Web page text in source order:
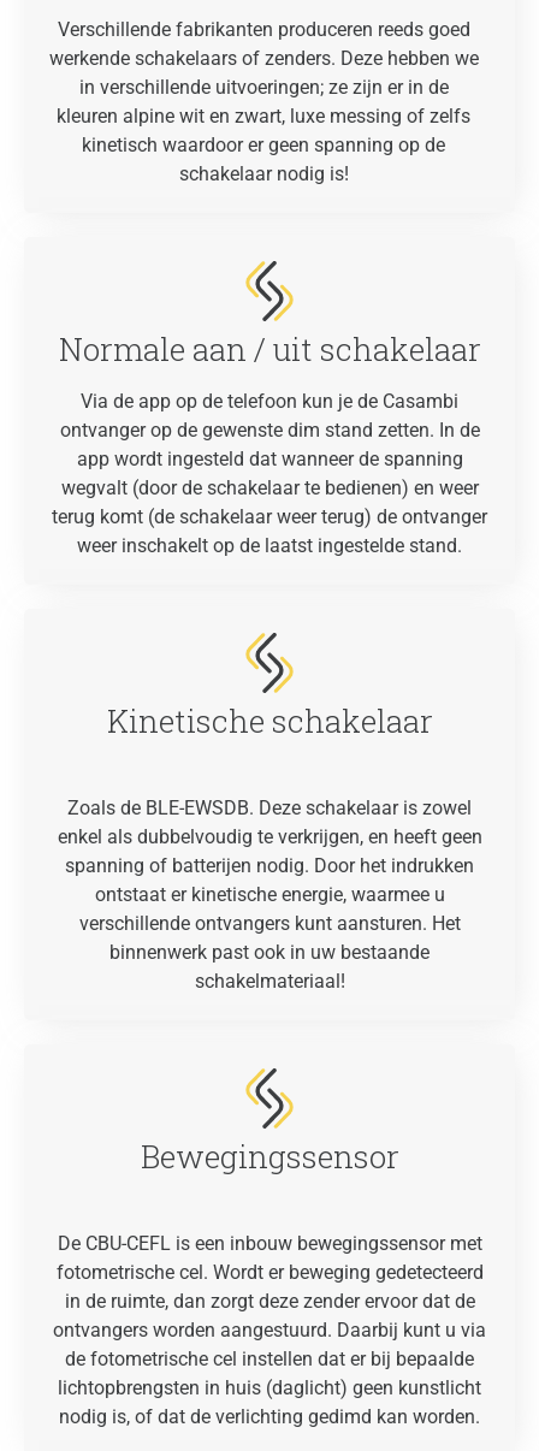
Verschillende fabrikanten produceren reeds goed
werkende schakelaars of zenders. Deze hebben we
in verschillende uitvoeringen; ze zijn er in de
kleuren alpine wit en zwart, luxe messing of zelfs
kinetisch waardoor er geen spanning op de
schakelaar nodig is!
Normale aan / uit schakelaar
Via de app op de telefoon kun je de Casambi
ontvanger op de gewenste dim stand zetten. In de
app wordt ingesteld dat wanneer de spanning
wegvalt (door de schakelaar te bedienen) en weer
terug komt (de schakelaar weer terug) de ontvanger
weer inschakelt op de laatst ingestelde stand.
Kinetische schakelaar
Zoals de BLE-EWSDB. Deze schakelaar is zowel
enkel als dubbelvoudig te verkrijgen, en heeft geen
spanning of batterijen nodig. Door het indrukken
ontstaat er kinetische energie, waarmee u
verschillende ontvangers kunt aansturen. Het
binnenwerk past ook in uw bestaande
schakelmateriaal!
Bewegingssensor
De CBU-CEFL is een inbouw bewegingssensor met
fotometrische cel. Wordt er beweging gedetecteerd
in de ruimte, dan zorgt deze zender ervoor dat de
ontvangers worden aangestuurd. Daarbij kunt u via
de fotometrische cel instellen dat er bij bepaalde
lichtopbrengsten in huis (daglicht) geen kunstlicht
nodig is, of dat de verlichting gedimd kan worden.